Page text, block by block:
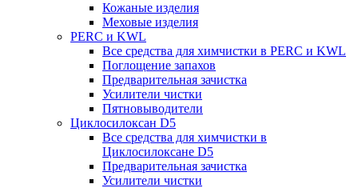
Кожаные изделия
Меховые изделия
PERC и KWL
Все средства для химчистки в PERC и KWL
Поглощение запахов
Предварительная зачистка
Усилители чистки
Пятновыводители
Циклосилоксан D5
Все средства для химчистки в
Циклосилоксане D5
Предварительная зачистка
Усилители чистки